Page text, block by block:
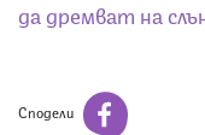
да дремват на
Сподели